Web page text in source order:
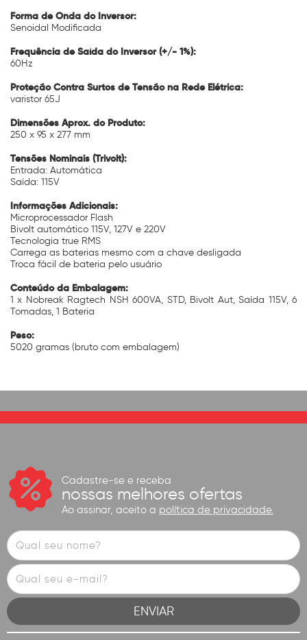
Forma de Onda do Inversor:
Senoidal Modificada
Frequência de Saída do Inversor (+/- 1%):
60Hz
Proteção Contra Surtos de Tensão na Rede Elétrica:
varistor 65J
Dimensões Aprox. do Produto:
250 x 95 x 277 mm
Tensões Nominais (Trivolt):
Entrada: Automática
Saída: 115V
Informações Adicionais:
Microprocessador Flash
Bivolt automático 115V, 127V e 220V
Tecnologia true RMS
Carrega as baterias mesmo com a chave desligada
Troca fácil de bateria pelo usuário
Conteúdo da Embalagem:
1 x Nobreak Ragtech NSH 600VA, STD, Bivolt Aut, Saída 115V, 6
Tomadas, 1 Bateria
Peso:
5020 gramas (bruto com embalagem)
Cadastre-se e receba
nossas melhores ofertas
Ao assinar, aceito a política de privacidade.